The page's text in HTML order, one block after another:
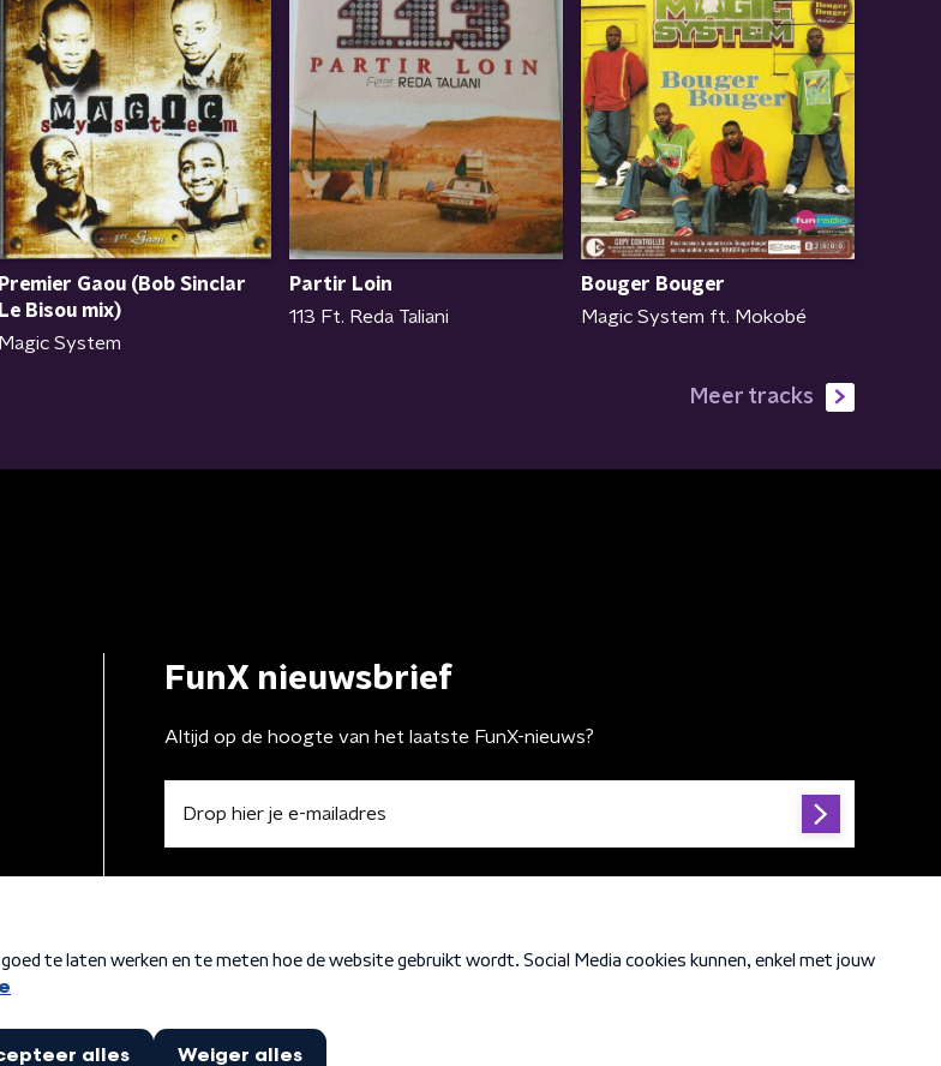
Premier Gaou (Bob Sinclar
Le Bisou mix)
Magic System
Partir Loin
113 Ft. Reda Taliani
Bouger Bouger
Magic System ft. Mokobé
Meer tracks
FunX nieuwsbrief
Altijd op de hoogte van het laatste FunX-nieuws?